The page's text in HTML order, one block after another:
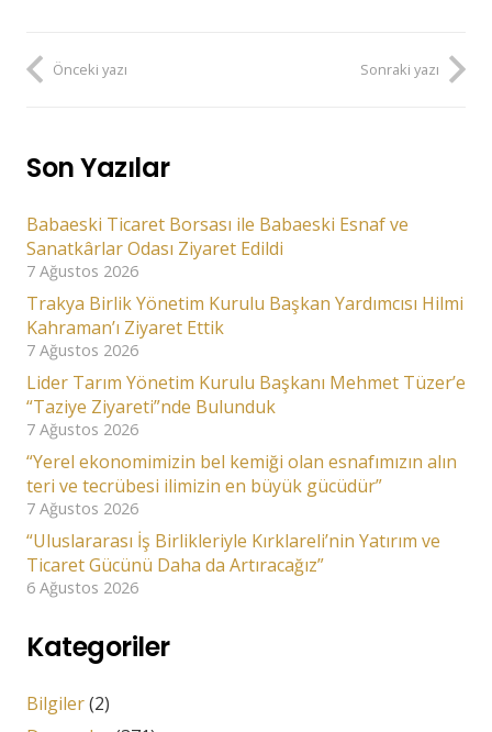
Önceki yazı Sonraki yazı
Son Yazılar
Babaeski Ticaret Borsası ile Babaeski Esnaf ve
Sanatkârlar Odası Ziyaret Edildi
7 Ağustos 2026
Trakya Birlik Yönetim Kurulu Başkan Yardımcısı Hilmi
Kahraman’ı Ziyaret Ettik
7 Ağustos 2026
Lider Tarım Yönetim Kurulu Başkanı Mehmet Tüzer’e
“Taziye Ziyareti”nde Bulunduk
7 Ağustos 2026
“Yerel ekonomimizin bel kemiği olan esnafımızın alın
teri ve tecrübesi ilimizin en büyük gücüdür”
7 Ağustos 2026
“Uluslararası İş Birlikleriyle Kırklareli’nin Yatırım ve
Ticaret Gücünü Daha da Artıracağız”
6 Ağustos 2026
Kategoriler
Bilgiler(2)